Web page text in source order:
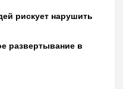
рискует нарушить
развертывание в